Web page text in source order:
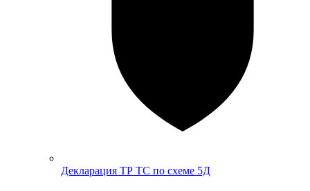
Декларация ТР ТС по схеме 5Д